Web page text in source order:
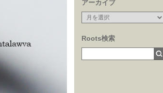
アーカイブ
Roots検索